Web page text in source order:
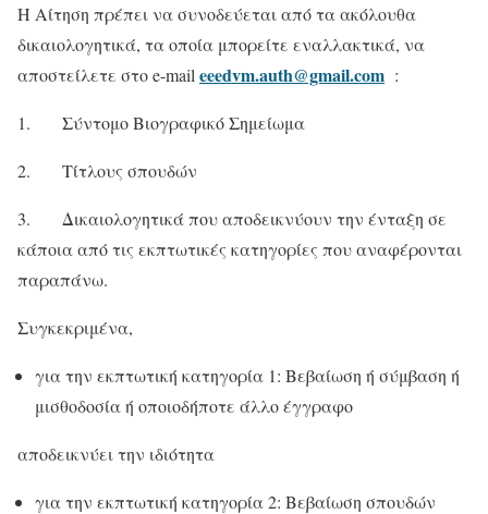
Η Αίτηση πρέπει να συνοδεύεται από τα ακόλουθα
δικαιολογητικά, τα οποία μπορείτε εναλλακτικά, να
αποστείλετε στο e-mail eeedvm.auth@gmail.com :
1. Σύντομο Βιογραφικό Σημείωμα
2. Τίτλους σπουδών
3. Δικαιολογητικά που αποδεικνύουν την ένταξη σε
κάποια από τις εκπτωτικές κατηγορίες που αναφέρονται
παραπάνω.
Συγκεκριμένα,
για την εκπτωτική κατηγορία 1: Βεβαίωση ή σύμβαση ή
μισθοδοσία ή οποιοδήποτε άλλο έγγραφο
αποδεικνύει την ιδιότητα
για την εκπτωτική κατηγορία 2: Βεβαίωση σπουδών